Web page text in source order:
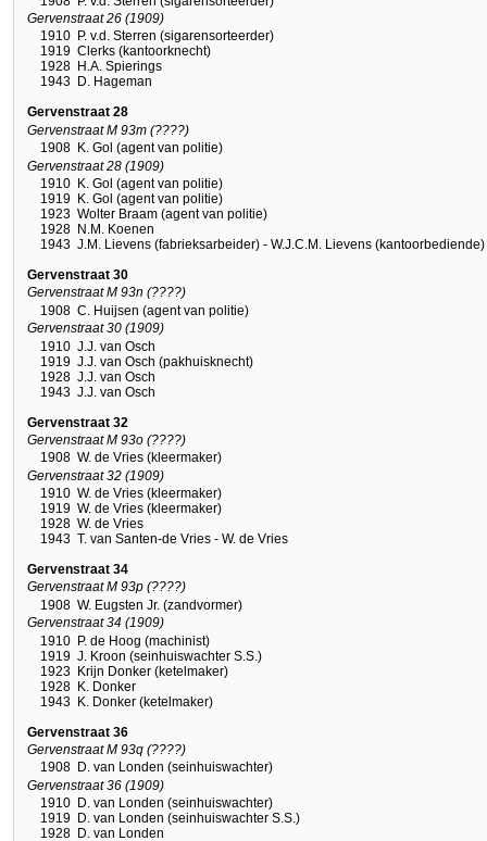
Gervenstraat 26 (1909)
1910 P. v.d. Sterren (sigarensorteerder)
1919 Clerks (kantoorknecht)
1928 H.A. Spierings
1943 D. Hageman
Gervenstraat 28
Gervenstraat M 93m (????)
1908 K. Gol (agent van politie)
Gervenstraat 28 (1909)
1910 K. Gol (agent van politie)
1919 K. Gol (agent van politie)
1923 Wolter Braam (agent van politie)
1928 N.M. Koenen
1943 J.M. Lievens (fabrieksarbeider) - W.J.C.M. Lievens (kantoorbediende)
Gervenstraat 30
Gervenstraat M 93n (????)
1908 C. Huijsen (agent van politie)
Gervenstraat 30 (1909)
1910 J.J. van Osch
1919 J.J. van Osch (pakhuisknecht)
1928 J.J. van Osch
1943 J.J. van Osch
Gervenstraat 32
Gervenstraat M 93o (????)
1908 W. de Vries (kleermaker)
Gervenstraat 32 (1909)
1910 W. de Vries (kleermaker)
1919 W. de Vries (kleermaker)
1928 W. de Vries
1943 T. van Santen-de Vries - W. de Vries
Gervenstraat 34
Gervenstraat M 93p (????)
1908 W. Eugsten Jr. (zandvormer)
Gervenstraat 34 (1909)
1910 P. de Hoog (machinist)
1919 J. Kroon (seinhuiswachter S.S.)
1923 Krijn Donker (ketelmaker)
1928 K. Donker
1943 K. Donker (ketelmaker)
Gervenstraat 36
Gervenstraat M 93q (????)
1908 D. van Londen (seinhuiswachter)
Gervenstraat 36 (1909)
1910 D. van Londen (seinhuiswachter)
1919 D. van Londen (seinhuiswachter S.S.)
1928 D. van Londen